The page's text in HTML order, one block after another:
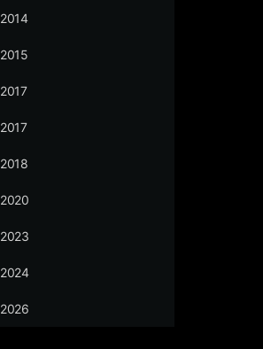
2014
2015
2017
2017
2018
2020
2023
2024
2026